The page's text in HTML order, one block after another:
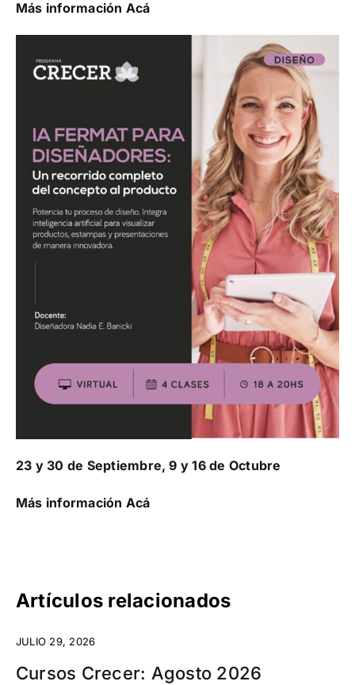
Más información Acá
23 y 30 de Septiembre, 9 y 16 de Octubre
Más información Acá
Artículos relacionados
JULIO 29, 2026
Cursos Crecer: Agosto 2026